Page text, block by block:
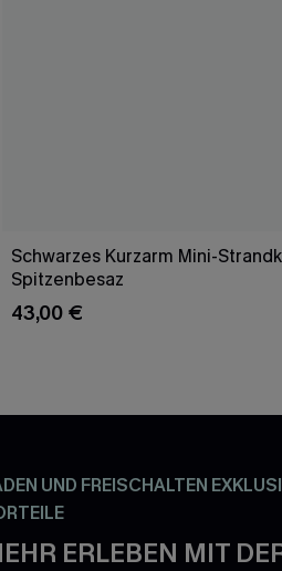
Schwarzes Kurzarm Mini-
Spitzenbesaz
43,00 €
UND FREISCHALTEN
ERLEBEN MIT